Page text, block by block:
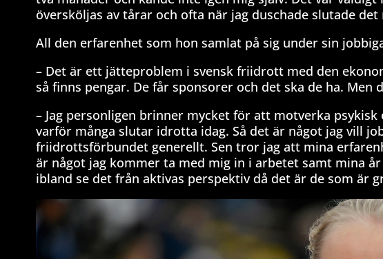
översköljas av tårar och ofta när jag duschade slutade
All den erfarenhet som hon samlat på sig under sin
– Det är ett jätteproblem i svensk friidrott med den
så finns pengar. De får sponsorer och det ska de ha.
– Jag personligen brinner mycket för att motverka
varför många slutar idrotta idag. Så det är något jag vill
friidrottsförbundet generellt. Sen tror jag att mina
är något jag kommer ta med mig in i arbetet samt mina
ibland se det från aktivas perspektiv då det är de som är